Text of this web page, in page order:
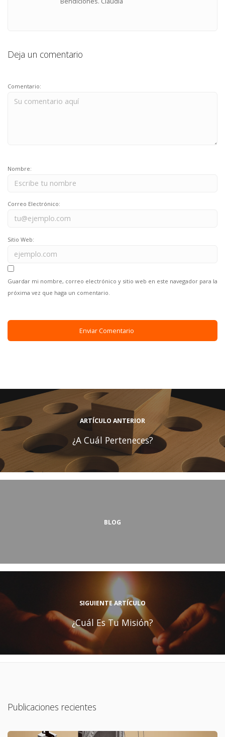
Deja un comentario
Comentario:
Nombre:
Correo Electrónico:
Sitio Web:
Guardar mi nombre, correo electrónico y sitio web en este navegador para la
próxima vez que haga un comentario.
ARTÍCULO ANTERIOR
¿A Cuál Perteneces?
BLOG
SIGUIENTE ARTÍCULO
¿Cuál Es Tu Misión?
Publicaciones recientes